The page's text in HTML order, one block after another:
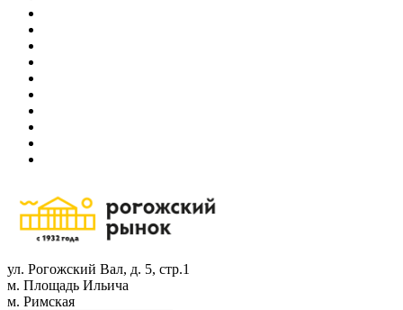
ул. Рогожский Вал, д. 5, стр.1
м. Площадь Ильича
м. Римская